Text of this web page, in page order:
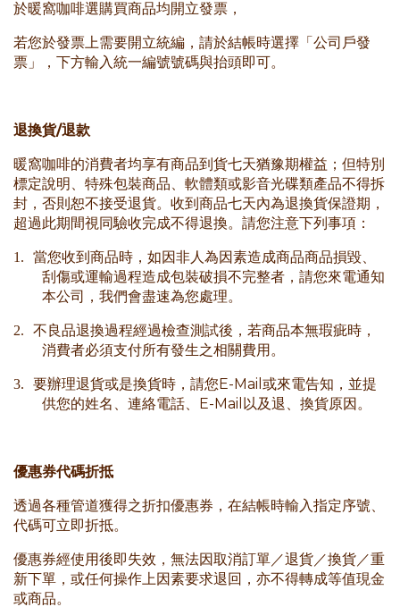
於暖窩咖啡選購買商品均開立發票，
若您於發票上需要開立統編，請於結帳時選擇「公司戶發
票」，下方輸入統一編號號碼與抬頭即可。
退換貨/退款
暖窩咖啡的消費者均享有商品到貨七天猶豫期權益；但特別
標定說明、特殊包裝商品、軟體類或影音光碟類產品不得拆
封，否則恕不接受退貨。收到商品七天內為退換貨保證期，
超過此期間視同驗收完成不得退換。請您注意下列事項：
1.
當您收到商品時，如因非人為因素造成商品商品損毀、
刮傷或運輸過程造成包裝破損不完整者，請您來電通知
本公司，我們會盡速為您處理。
2.
不良品退換過程經過檢查測試後，若商品本無瑕疵時，
消費者必須支付所有發生之相關費用。
3. 要辦理退貨或是換貨時，請您 E-Mail 或來電告知，並提
供您的姓名、連絡電話、
E-Mail 以及退、換貨原因。
優惠券代碼折抵
透過各種管道獲得之折扣優惠券，在結帳時輸入指定序號、
代碼可立即折抵。
優惠券經使用後即失效，無法因取消訂單／退貨／換貨／重
新下單，或任何操作上因素要求退回，亦不得轉成等值現金
或商品。